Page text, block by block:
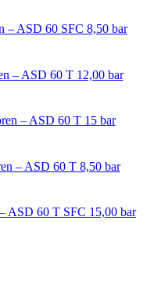
– ASD 60 SFC 8,50 bar
– ASD 60 T 12,00 bar
– ASD 60 T 15 bar
– ASD 60 T 8,50 bar
ASD 60 T SFC 15,00 bar